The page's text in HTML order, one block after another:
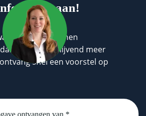
aan!
wij voor u kunnen
geheel vrijblijvend meer
snel een voorstel op